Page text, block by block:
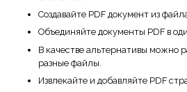
Создавайте PDF документ из
Объединяйте документы PDF в
В качестве альтернативы можно
разные файлы.
Извлекайте и добавляйте PDF